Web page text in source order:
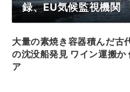
録、EU気候監視機関
大量の素焼き容器積んだ古
の沈没船発見 ワイン運搬か
ア